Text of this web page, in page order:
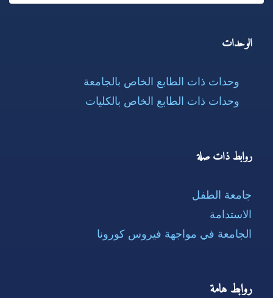
الوحدات
وحدات ذات الطابع الخاص بالجامعة
وحدات ذات الطابع الخاص بالكليات
روابط ذات صلة
جامعة الطفل
الاستدامة
الجامعة في مواجهة فيروس كورونا
روابط هامة